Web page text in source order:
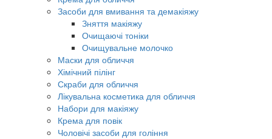
Засоби для вмивання та демакіяжу
Зняття макіяжу
Очищаючі тоніки
Очищувальне молочко
Маски для обличчя
Хімічний пілінг
Скраби для обличчя
Лікувальна косметика для обличчя
Набори для макіяжу
Крема для повік
Чоловічі засоби для гоління